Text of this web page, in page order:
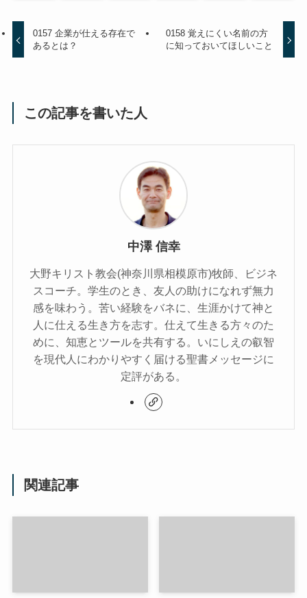
0157 企業が仕える存在で
あるとは？
0158 覚えにくい名前の方
に知っておいてほしいこと
この記事を書いた人
中澤 信幸
大野キリスト教会(神奈川県相模原市)牧師、ビジネ
スコーチ。学生のとき、友人の助けになれず無力
感を味わう。苦い経験をバネに、生涯かけて神と
人に仕える生き方を志す。仕えて生きる方々のた
めに、知恵とツールを共有する。いにしえの叡智
を現代人にわかりやすく届ける聖書メッセージに
定評がある。
関連記事